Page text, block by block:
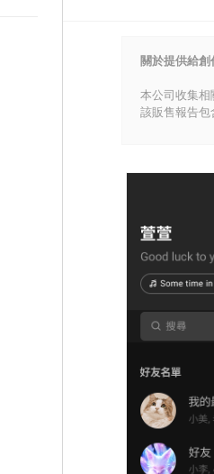
關於提供給
本公司收集相
該販售報告包